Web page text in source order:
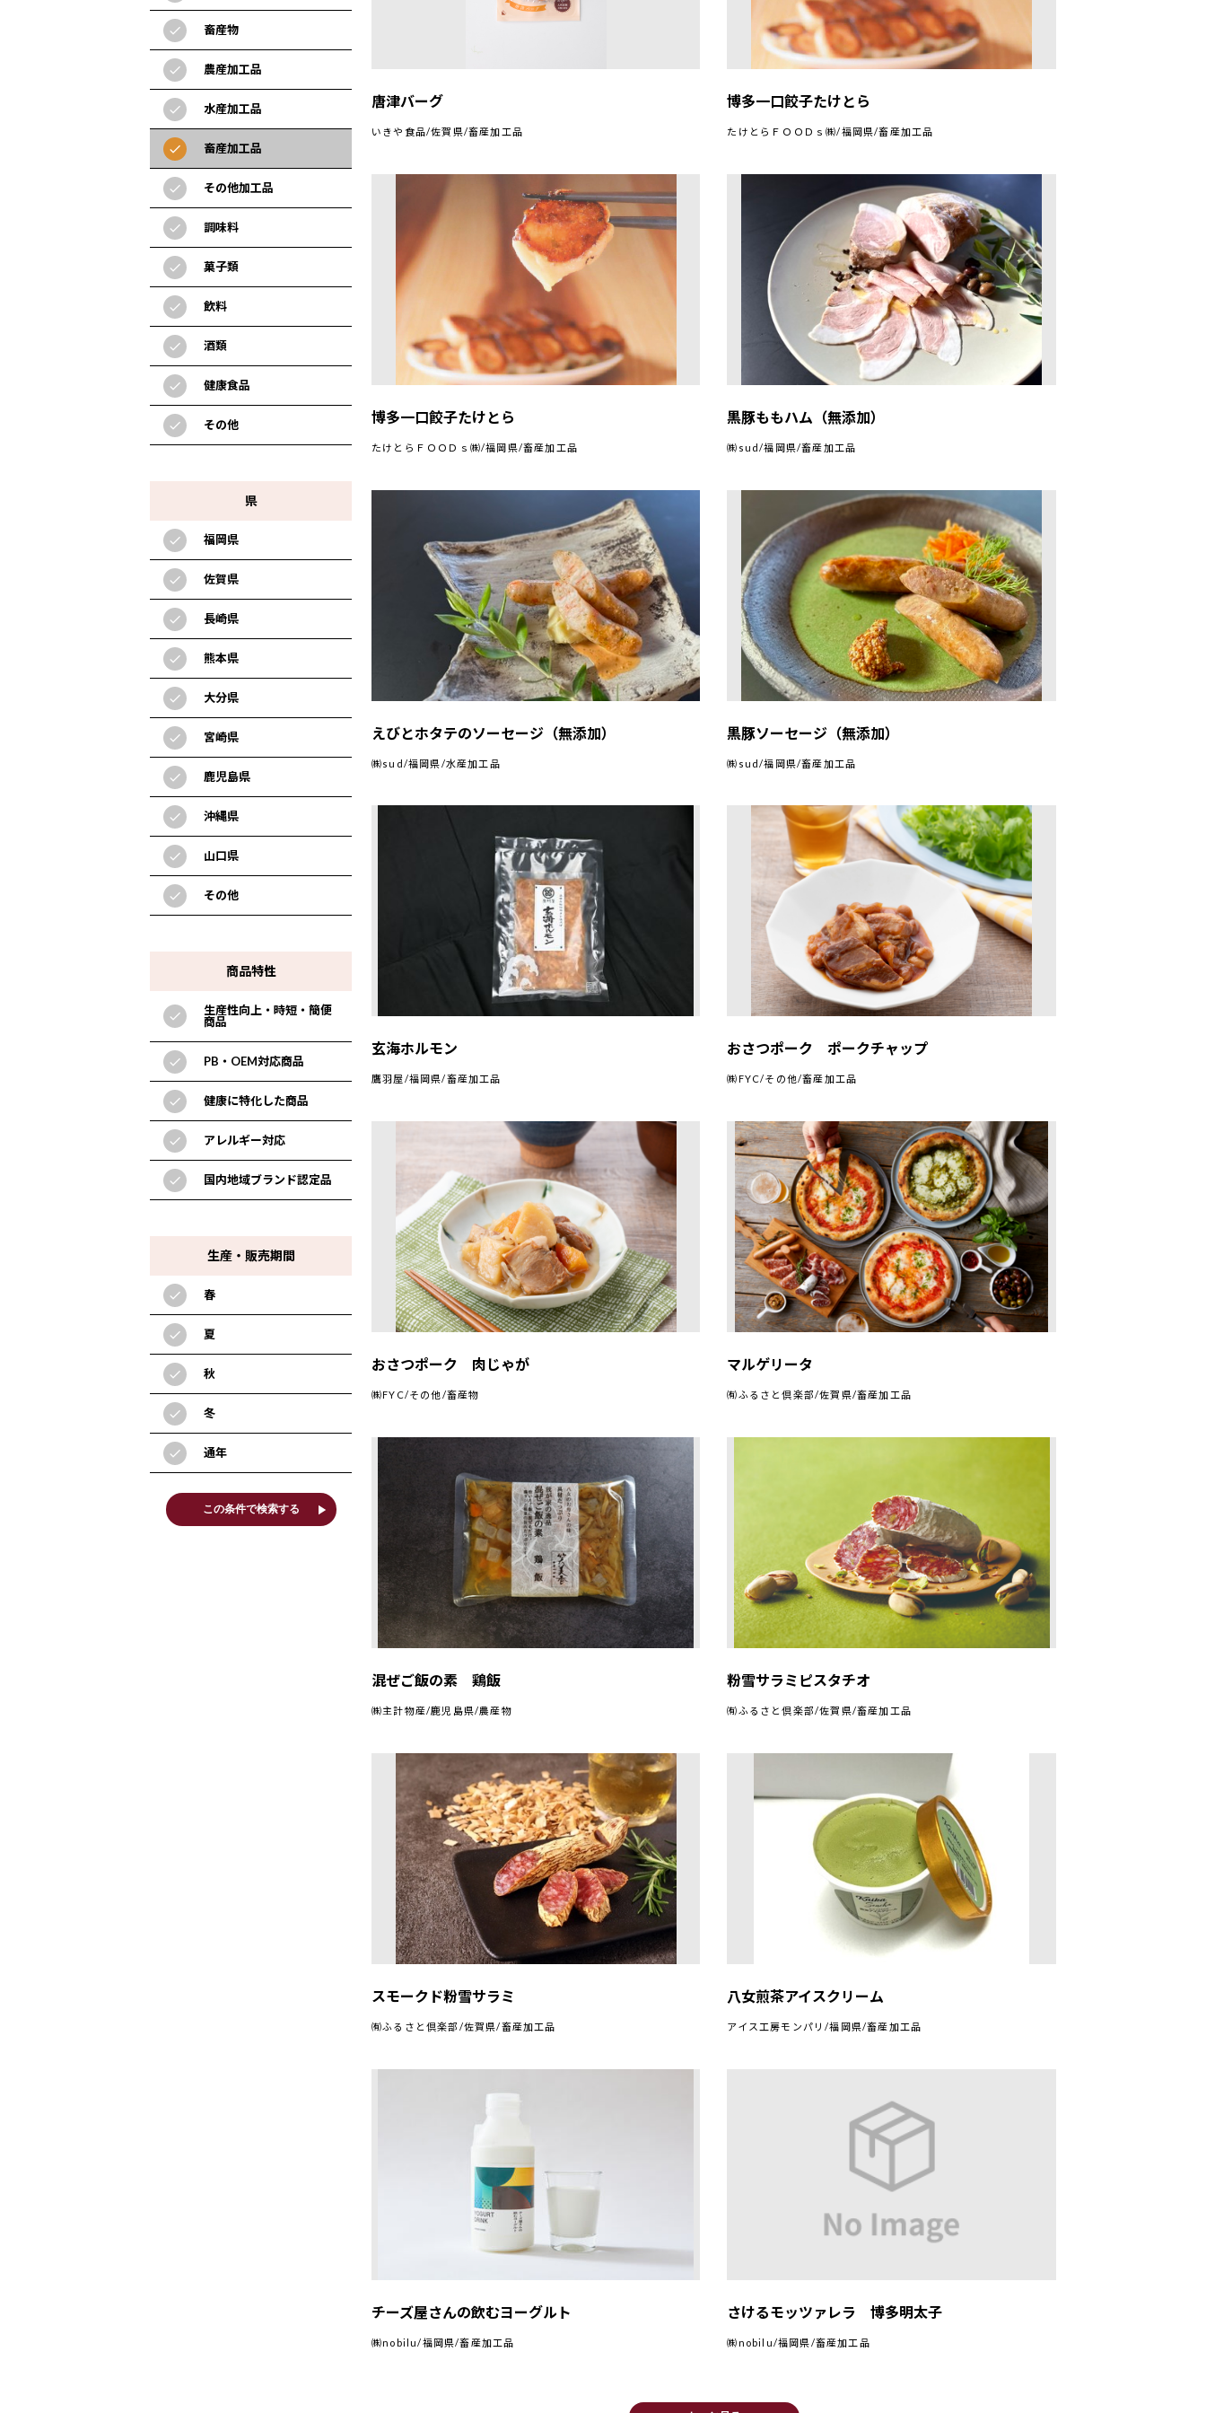
唐津バーグ
いきや食品/佐賀県/畜産加工品
博多一口餃子たけとら
たけとらＦＯＯＤｓ㈱/福岡県/畜産加工品
博多一口餃子たけとら
たけとらＦＯＯＤｓ㈱/福岡県/畜産加工品
黒豚ももハム（無添加）
㈱sud/福岡県/畜産加工品
えびとホタテのソーセージ（無添加）
㈱sud/福岡県/水産加工品
黒豚ソーセージ（無添加）
㈱sud/福岡県/畜産加工品
玄海ホルモン
鷹羽屋/福岡県/畜産加工品
おさつポーク ポークチャップ
㈱FYC/その他/畜産加工品
おさつポーク 肉じゃが
㈱FYC/その他/畜産物
マルゲリータ
㈲ふるさと倶楽部/佐賀県/畜産加工品
混ぜご飯の素 鶏飯
㈱主計物産/鹿児島県/農産物
粉雪サラミピスタチオ
㈲ふるさと倶楽部/佐賀県/畜産加工品
スモークド粉雪サラミ
㈲ふるさと倶楽部/佐賀県/畜産加工品
八女煎茶アイスクリーム
アイス工房モンパリ/福岡県/畜産加工品
チーズ屋さんの飲むヨーグルト
㈱nobilu/福岡県/畜産加工品
さけるモッツァレラ 博多明太子
㈱nobilu/福岡県/畜産加工品
check 畜産物
check 農産加工品
check 水産加工品
check 畜産加工品
check その他加工品
check 調味料
check 菓子類
check 飲料
check 酒類
check 健康食品
check その他
県
check 福岡県
check 佐賀県
check 長崎県
check 熊本県
check 大分県
check 宮崎県
check 鹿児島県
check 沖縄県
check 山口県
check その他
商品特性
check
生産性向上・時短・簡便
商品
check PB・OEM対応商品
check 健康に特化した商品
check アレルギー対応
check 国内地域ブランド認定品
生産・販売期間
check 春
check 夏
check 秋
check 冬
check 通年
この条件で検索する play_arrow